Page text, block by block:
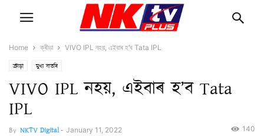
Home ক্ৰীড়া VIVO IPL নহয়, এইবাৰ হ’ব Tata IPL
ক্ৰীড়া মুখ্য বাতৰি
VIVO IPL নহয়, এইবাৰ হ’ব Tata
IPL
By NKTV Digital- January 11, 2022 140